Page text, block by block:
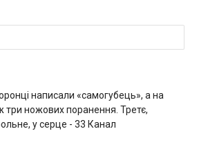
написали «самогубець», а на
три ножових поранення. Третє,
у серце - 33 Канал